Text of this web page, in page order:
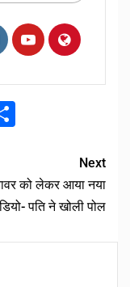
Next
को लेकर आया नया
पति ने खोली पोल